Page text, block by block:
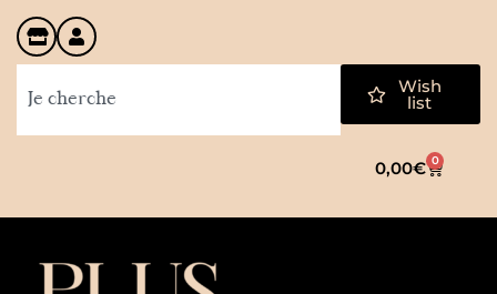
Wish
list
0,00€ 0